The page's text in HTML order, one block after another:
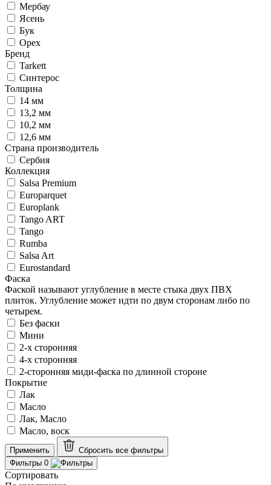
Мербау
Ясень
Бук
Орех
Бренд
Tarkett
Синтерос
Толщина
14 мм
13,2 мм
10,2 мм
12,6 мм
Страна производитель
Сербия
Коллекция
Salsa Premium
Europarquet
Europlank
Tango ART
Tango
Rumba
Salsa Art
Eurostandard
Фаска
Фаской называют углубление в месте стыка двух ПВХ
плиток. Углубление может идти по двум сторонам либо по
четырем.
Без фаски
Мини
2-х сторонняя
4-х сторонняя
2-сторонняя миди-фаска по длинной стороне
Покрытие
Лак
Масло
Лак, Масло
Масло, воск
Применить Сбросить все фильтры
Фильтры 0
Сортировать